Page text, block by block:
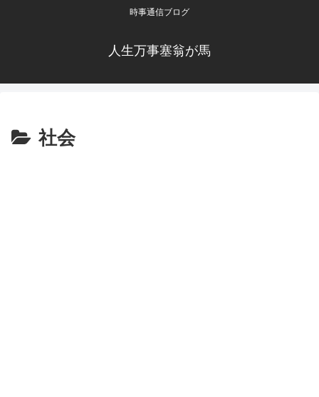
時事通信ブログ
人生万事塞翁が馬
社会